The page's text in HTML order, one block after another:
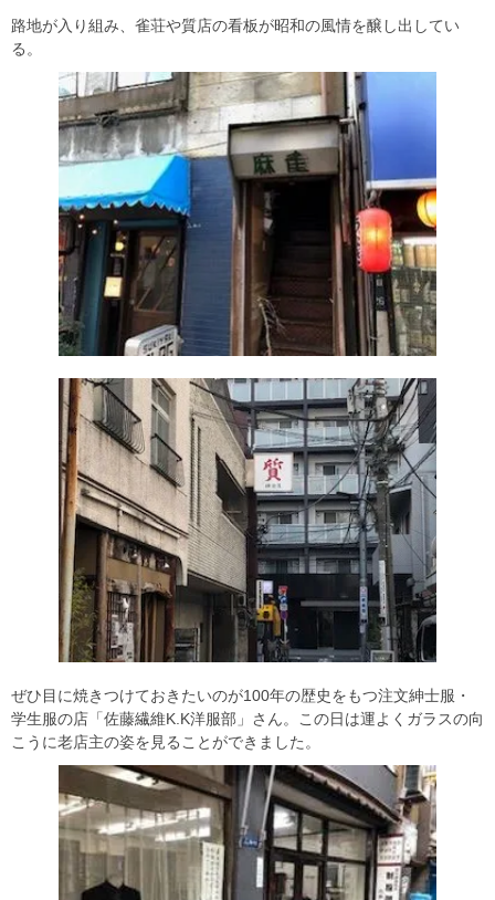
路地が入り組み、雀荘や質店の看板が昭和の風情を醸し出してい
る。
ぜひ目に焼きつけておきたいのが100年の歴史をもつ注文紳士服・
学生服の店「佐藤繊維K.K洋服部」さん。この日は運よくガラスの向
こうに老店主の姿を見ることができました。